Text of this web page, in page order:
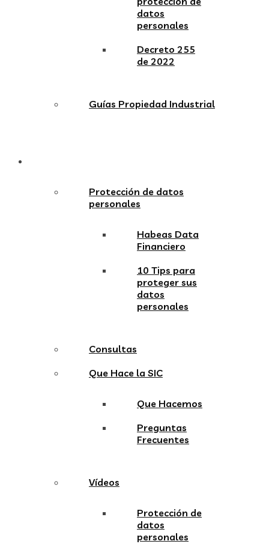
datos
personales
Decreto 255
de 2022
Guías Propiedad Industrial
Protección de datos
personales
Habeas Data
Financiero
10 Tips para
proteger sus
datos
personales
Consultas
Que Hace la SIC
Que Hacemos
Preguntas
Frecuentes
Vídeos
Protección de
datos
personales